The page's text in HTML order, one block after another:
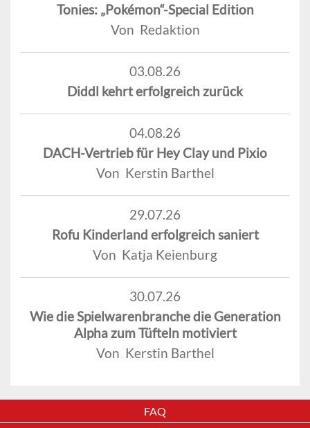
Tonies: „Pokémon“-Special Edition
Von Redaktion
03.08.26
Diddl kehrt erfolgreich zurück
04.08.26
DACH-Vertrieb für Hey Clay und Pixio
Von Kerstin Barthel
29.07.26
Rofu Kinderland erfolgreich saniert
Von Katja Keienburg
30.07.26
Wie die Spielwarenbranche die Generation
Alpha zum Tüfteln motiviert
Von Kerstin Barthel
FAQ